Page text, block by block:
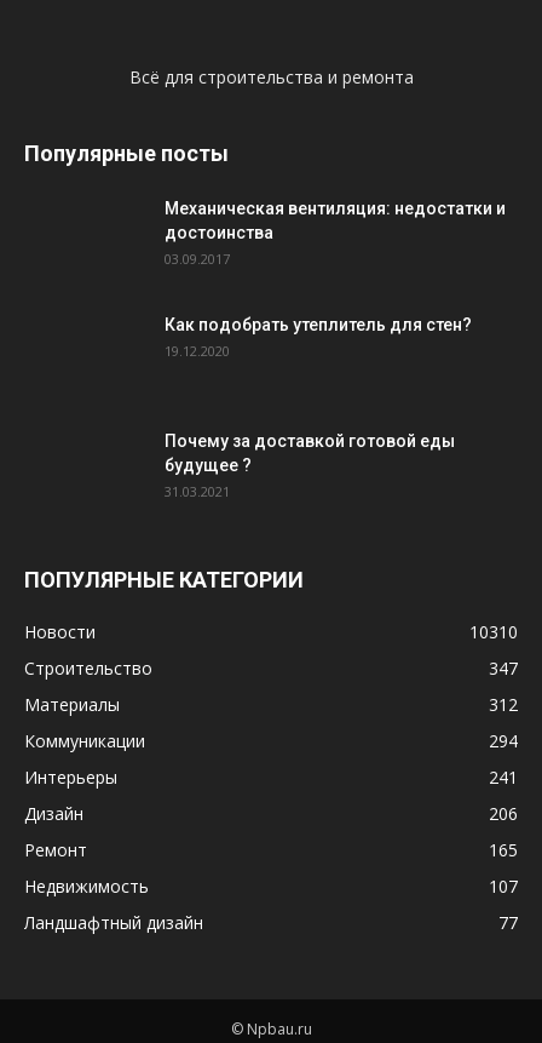
Всё для строительства и ремонта
Популярные посты
Механическая вентиляция: недостатки и
достоинства
03.09.2017
Как подобрать утеплитель для стен?
19.12.2020
Почему за доставкой готовой еды
будущее ?
31.03.2021
ПОПУЛЯРНЫЕ КАТЕГОРИИ
Новости
10310
Строительство
347
Материалы
312
Коммуникации
294
Интерьеры
241
Дизайн
206
Ремонт
165
Недвижимость
107
Ландшафтный дизайн
77
© Npbau.ru